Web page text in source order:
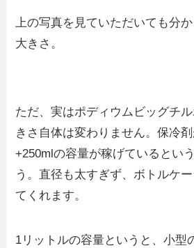
上の写真を見ていただいても分
大きさ。
ただ、実はポディウムビッグチ
きさ自体は変わりません。保冷剤
+250mlの容量が稼げているとい
う。直径も太すぎず、ボトルケ
てくれます。
1リットルの容量というと、小型